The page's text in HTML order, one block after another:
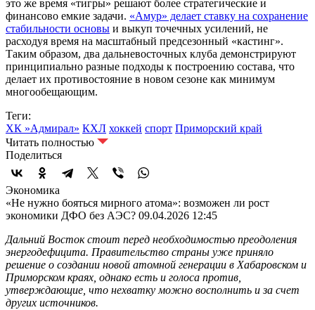
это же время «тигры» решают более стратегические и
финансово емкие задачи. «Амур» делает ставку на сохранение
стабильности основы и выкуп точечных усилений, не
расходуя время на масштабный предсезонный «кастинг».
Таким образом, два дальневосточных клуба демонстрируют
принципиально разные подходы к построению состава, что
делает их противостояние в новом сезоне как минимум
многообещающим.
Теги:
ХК »Адмирал» КХЛ хоккей спорт Приморский край
Читать полностью
Поделиться
Экономика
«Не нужно бояться мирного атома»: возможен ли рост
экономики ДФО без АЭС? 09.04.2026 12:45
Дальний Восток стоит перед необходимостью преодоления
энергодефицита. Правительство страны уже приняло
решение о создании новой атомной генерации в Хабаровском и
Приморском краях, однако есть и голоса против,
утверждающие, что нехватку можно восполнить и за счет
других источников.